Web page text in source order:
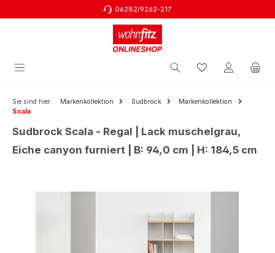
06282/9262-217
Sie sind hier: Markenkollektion Sudbrock
Markenkollektion
Scala
Sudbrock Scala - Regal | Lack muschelgrau,
Eiche canyon furniert | B: 94,0 cm | H: 184,5 cm